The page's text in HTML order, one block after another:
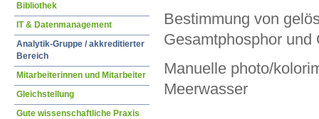
Bestimmung von
Gesamtphosphor
Manuelle photo/
Meerwasser
Bibliothek
IT & Datenmanagement
Analytik-Gruppe / akkreditierter
Bereich
Mitarbeiterinnen und Mitarbeiter
Gleichstellung
Gute wissenschaftliche Praxis